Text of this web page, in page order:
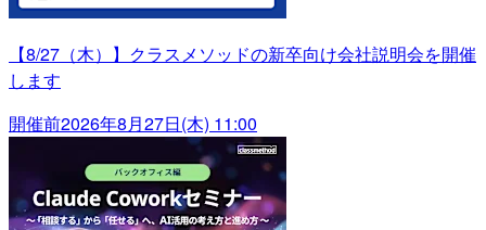
【8/27（木）】クラスメソッドの新卒向け会社説明会を開催
します
開催前2026年8月27日(木) 11:00